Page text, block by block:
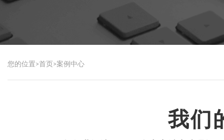
您的位置>首页 >案例中心
我们